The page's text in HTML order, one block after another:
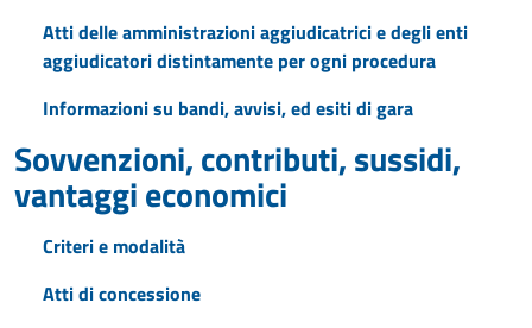
Atti delle amministrazioni aggiudicatrici e degli enti
aggiudicatori distintamente per ogni procedura
Informazioni su bandi, avvisi, ed esiti di gara
Sovvenzioni, contributi, sussidi,
vantaggi economici
Criteri e modalità
Atti di concessione